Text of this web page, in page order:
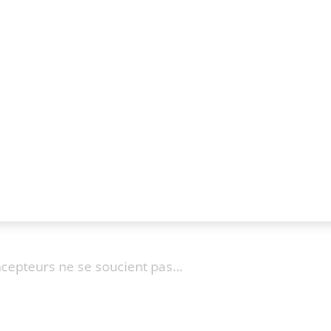
ne se soucient pas...